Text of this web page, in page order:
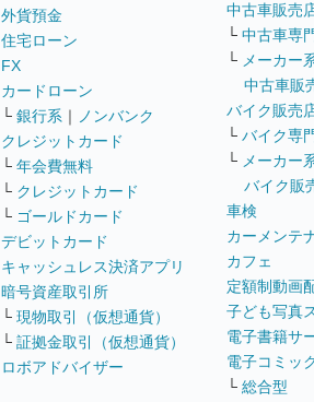
外貨預金
住宅ローン
FX
カードローン
└ 銀行系 ｜
ノンバンク
クレジットカード
└ 年会費無料
└ クレジットカード
└ ゴールドカード
デビットカード
キャッシュレス決済アプリ
暗号資産取引所
└ 現物取引（仮想通貨）
└ 証拠金取引（仮想通貨）
ロボアドバイザー
中古車販売
└ 中古車専
└ メーカー
中古車販
バイク販売
└ バイク専
└ メーカー
バイク販
車検
カーメンテ
カフェ
定額制動画
子ども写真
電子書籍サ
電子コミッ
└ 総合型